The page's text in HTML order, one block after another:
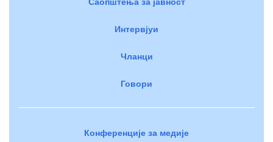
Интервјуи
Чланци
Говори
Конференције за медије